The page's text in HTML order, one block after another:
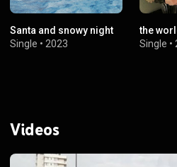
Santa and snowy night
Single • 2023
the
Single •
Videos